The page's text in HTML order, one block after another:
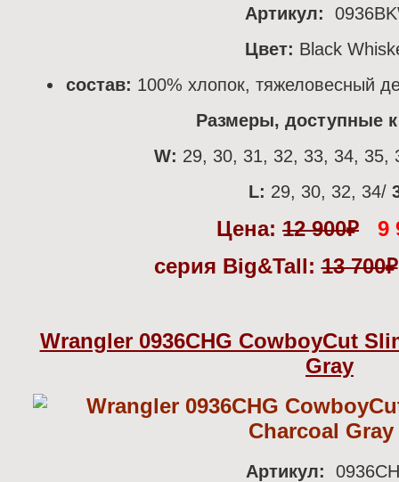
Артикул:
Цвет: Black
состав: 100% хлопок, тяжеловесный
Размеры, доступные к
W: 29, 30, 31, 32, 33, 34, 35,
L: 29, 30, 32, 34/
Цена: 12 900₽
9
серия Big&Tall:13 700₽
Wrangler 0936CHG CowboyCut
Gray
Артикул: